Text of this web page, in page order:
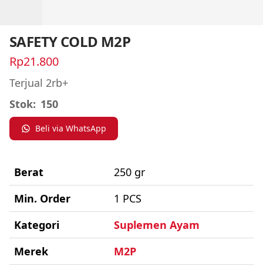
SAFETY COLD M2P
Rp21.800
Terjual 2rb+
Stok: 150
Beli via WhatsApp
Berat
250 gr
Min. Order
1 PCS
Kategori
Suplemen Ayam
Merek
M2P